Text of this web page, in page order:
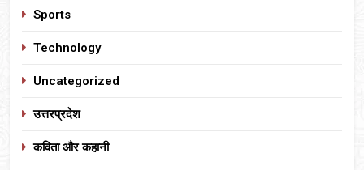
Sports
Technology
Uncategorized
उत्तरप्रदेश
कविता और कहानी